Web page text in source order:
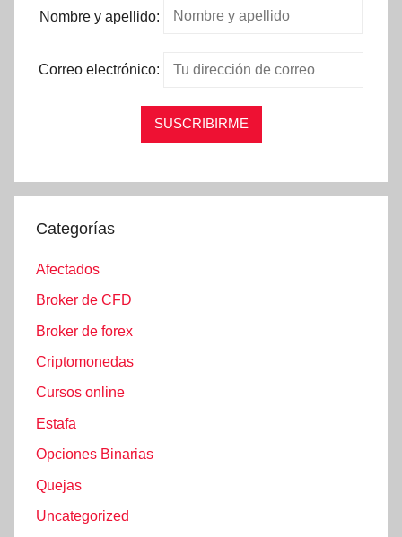
Nombre y apellido:
Correo electrónico:
Categorías
Afectados
Broker de CFD
Broker de forex
Criptomonedas
Cursos online
Estafa
Opciones Binarias
Quejas
Uncategorized